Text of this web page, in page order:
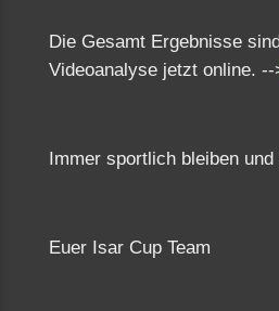
Die Gesamt Ergebnisse
Videoanalyse jetzt online. --
Immer sportlich bleiben
Euer Isar Cup Team